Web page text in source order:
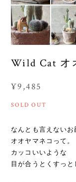
Wild Cat オ
¥9,485
SOLD OUT
なんとも言えないお
オオヤマネコって。
カッコいいような
目が合うとくすっ